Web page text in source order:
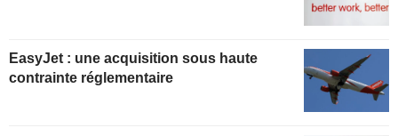
EasyJet : une acquisition sous haute
contrainte réglementaire